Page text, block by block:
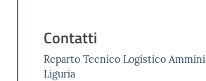
Contatti
Reparto Tecnico Logistico
Liguria